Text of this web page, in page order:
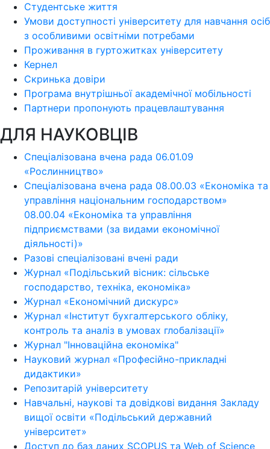
Студентське життя
Умови доступності університету для навчання осіб
з особливими освітніми потребами
Проживання в гуртожитках університету
Кернел
Скринька довіри
Програма внутрішньої академічної мобільності
Партнери пропонують працевлаштування
ДЛЯ НАУКОВЦІВ
Спеціалізована вчена рада 06.01.09
«Рослинництво»
Спеціалізована вчена рада 08.00.03 «Економіка та
управління національним господарством»
08.00.04 «Економіка та управління
підприємствами (за видами економічної
діяльності)»
Разові спеціалізовані вчені ради
Журнал «Подільський вісник: сільське
господарство, техніка, економіка»
Журнал «Економічний дискурс»
Журнал «Інститут бухгалтерського обліку,
контроль та аналіз в умовах глобалізації»
Журнал "Інноваційна економіка"
Науковий журнал «Професійно-прикладні
дидактики»
Репозитарій університету
Навчальні, наукові та довідкові видання Закладу
вищої освіти «Подільський державний
університет»
Доступ до баз даних SCOPUS та Web of Science